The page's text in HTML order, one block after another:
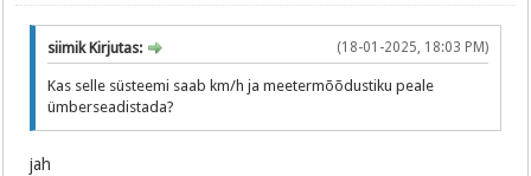
(18-01-2025, 18:03 PM)
siimik Kirjutas:
Kas selle süsteemi saab km/h ja meetermõõdustiku peale
ümberseadistada?
jah